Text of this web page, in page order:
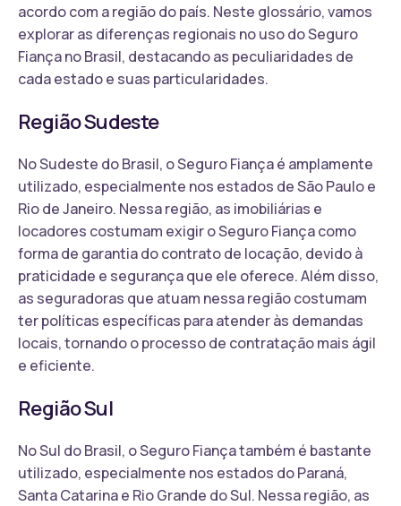
acordo com a região do país. Neste glossário, vamos
explorar as diferenças regionais no uso do Seguro
Fiança no Brasil, destacando as peculiaridades de
cada estado e suas particularidades.
Região Sudeste
No Sudeste do Brasil, o Seguro Fiança é amplamente
utilizado, especialmente nos estados de São Paulo e
Rio de Janeiro. Nessa região, as imobiliárias e
locadores costumam exigir o Seguro Fiança como
forma de garantia do contrato de locação, devido à
praticidade e segurança que ele oferece. Além disso,
as seguradoras que atuam nessa região costumam
ter políticas específicas para atender às demandas
locais, tornando o processo de contratação mais ágil
e eficiente.
Região Sul
No Sul do Brasil, o Seguro Fiança também é bastante
utilizado, especialmente nos estados do Paraná,
Santa Catarina e Rio Grande do Sul. Nessa região, as